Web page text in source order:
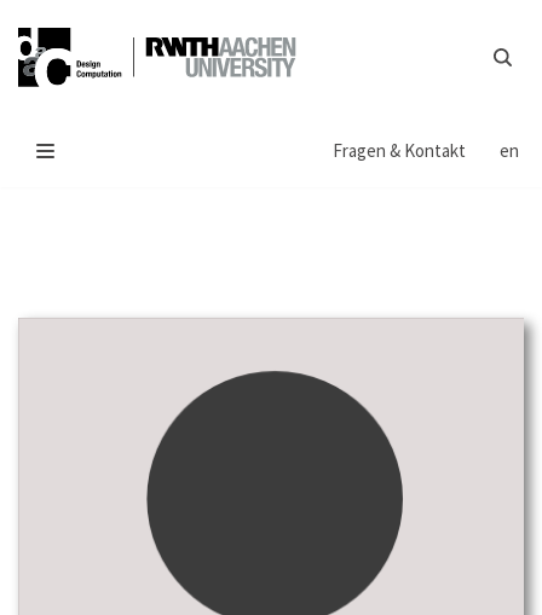
Zum
Inhalt
Fragen & Kontakt
en